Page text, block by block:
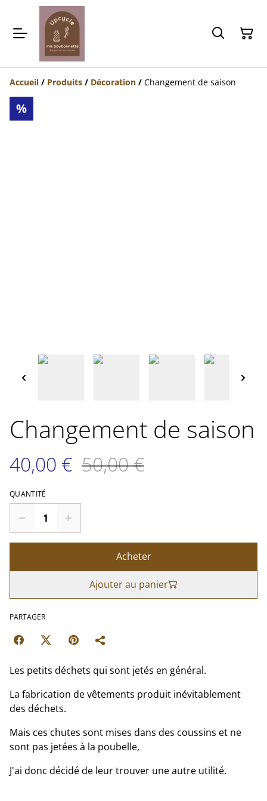
Accueil / Produits / Décoration / Changement de saison
%
Changement de saison
40,00 € 50,00 €
QUANTITÉ
Acheter
Ajouter au panier
PARTAGER
Les petits déchets qui sont jetés en général.
La fabrication de vêtements produit inévitablement
des déchets.
Mais ces chutes sont mises dans des coussins et ne
sont pas jetées à la poubelle,
J'ai donc décidé de leur trouver une autre utilité.